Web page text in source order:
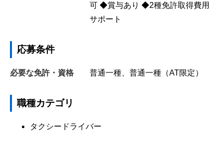
可 ◆賞与あり ◆2種免許取得費用
サポート
応募条件
必要な免許・資格 普通一種、普通一種（AT限定）
職種カテゴリ
タクシードライバー